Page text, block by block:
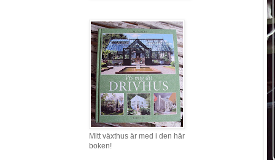
Mitt växthus är med i den här
boken!